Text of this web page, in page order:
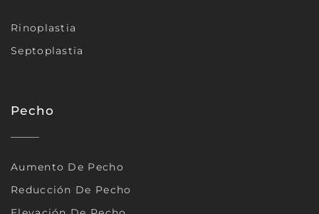
Rinoplastia
Septoplastia
Pecho
Aumento De Pecho
Reducción De Pecho